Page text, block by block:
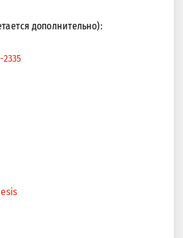
дополнительно):